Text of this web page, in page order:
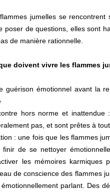
jumelles se
poser de questions, elles sont
de manière rationnelle.
doivent vivre les flammes
guérison émotionnel avant la
hors norme et inattendue
pas, et sont prêtes à
: une fois que les flammes
finir de se nettoyer
les mémoires karmiques
de conscience des flammes
parlant. Des